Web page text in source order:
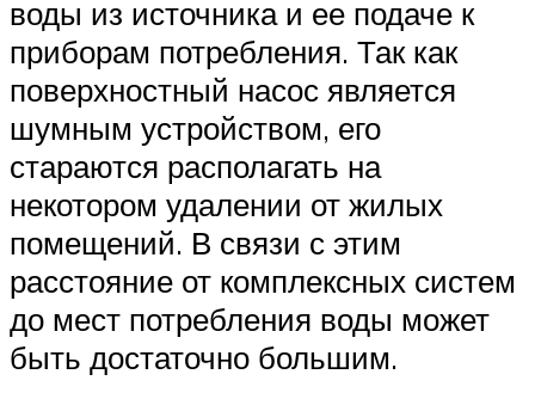
воды из источника и ее подаче к
приборам потребления. Так как
поверхностный насос является
шумным устройством, его
стараются располагать на
некотором удалении от жилых
помещений. В связи с этим
расстояние от комплексных систем
до мест потребления воды может
быть достаточно большим.